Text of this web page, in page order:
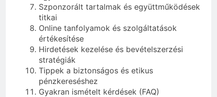
Szponzorált tartalmak és együttműködések
titkai
Online tanfolyamok és szolgáltatások
értékesítése
Hirdetések kezelése és bevételszerzési
stratégiák
Tippek a biztonságos és etikus
pénzkereséshez
Gyakran ismételt kérdések (FAQ)